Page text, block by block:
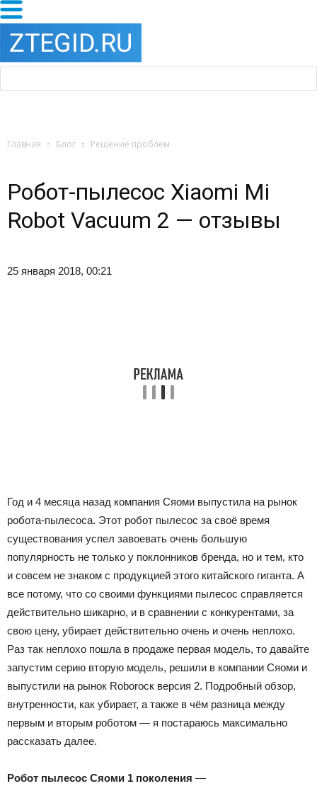
Главная Блог Решение проблем
Робот-пылесос Xiaomi Mi
Robot Vacuum 2 — отзывы
25 января 2018, 00:21
Год и 4 месяца назад компания Сяоми выпустила на рынок
робота-пылесоса. Этот робот пылесос за своё время
существования успел завоевать очень большую
популярность не только у поклонников бренда, но и тем, кто
и совсем не знаком с продукцией этого китайского гиганта. А
все потому, что со своими функциями пылесос справляется
действительно шикарно, и в сравнении с конкурентами, за
свою цену, убирает действительно очень и очень неплохо.
Раз так неплохо пошла в продаже первая модель, то давайте
запустим серию вторую модель, решили в компании Сяоми и
выпустили на рынок Roborocк версия 2. Подробный обзор,
внутренности, как убирает, а также в чём разница между
первым и вторым роботом — я постараюсь максимально
рассказать далее.
Робот пылесос Сяоми 1 поколения —